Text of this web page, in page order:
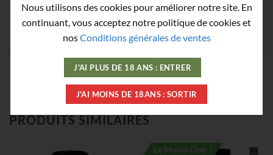
initial
9,90€.
actuel
5,94€.
AJOUTER LIRE LA SUITE
PRODUITS SIMILAIRES
Le Moins Cher !
Nous utilisons des cookies pour améliorer notre site. En
continuant, vous acceptez notre politique de cookies et
nosConditions générales de ventes
J'AI PLUS DE 18 ANS : ENTRER
J'AI MOINS DE 18ANS : SORTIR